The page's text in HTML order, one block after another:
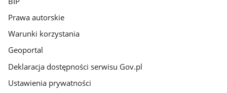
Prawa autorskie
Warunki korzystania
Geoportal
Deklaracja dostępności serwisu Gov.pl
Ustawienia prywatności